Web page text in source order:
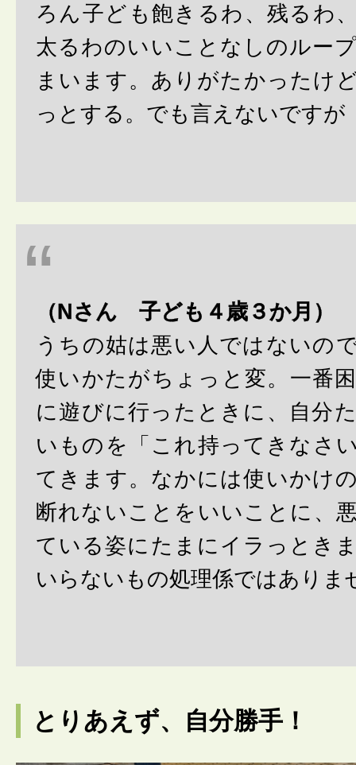
ろん子ども飽きるわ、残るわ
太るわのいいことなしのルー
まいます。ありがたかったけ
っとする。でも言えないですが
（Nさん 子ども４歳３か月）
うちの姑は悪い人ではないの
使いかたがちょっと変。一番
に遊びに行ったときに、自分
いものを「これ持ってきなさ
てきます。なかには使いかけ
断れないことをいいことに、
ている姿にたまにイラっとき
いらないもの処理係ではありま
とりあえず、自分勝手！